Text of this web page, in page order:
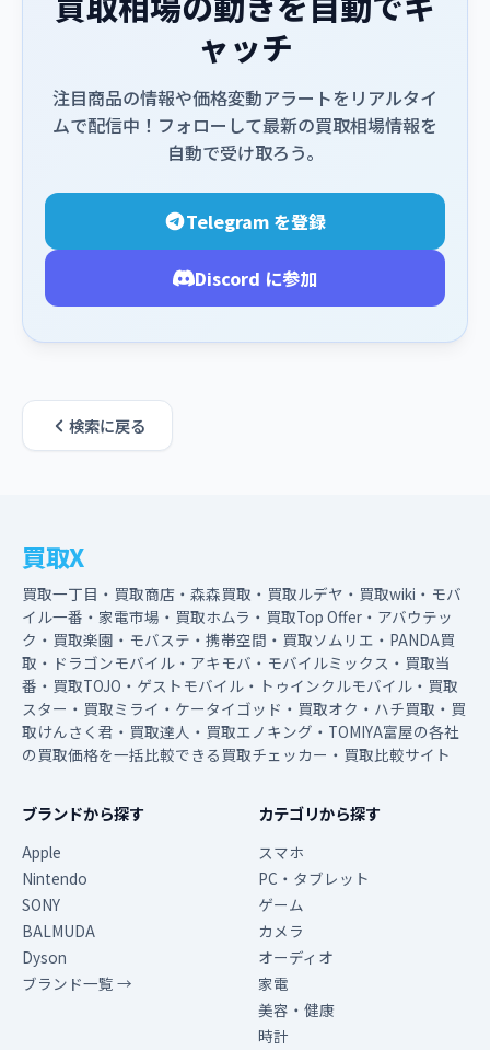
ャッチ
注目商品の情報や価格変動アラートをリアルタイ
ムで配信中！フォローして最新の買取相場情報を
自動で受け取ろう。
Telegram を登録
Discord に参加
検索に戻る
買取X
買取一丁目・買取商店・森森買取・買取ルデヤ・買取wiki・モバ
イル一番・家電市場・買取ホムラ・買取Top Offer・アバウテッ
ク・買取楽園・モバステ・携帯空間・買取ソムリエ・PANDA買
取・ドラゴンモバイル・アキモバ・モバイルミックス・買取当
番・買取TOJO・ゲストモバイル・トゥインクルモバイル・買取
スター・買取ミライ・ケータイゴッド・買取オク・ハチ買取・買
取けんさく君・買取達人・買取エノキング・TOMIYA富屋の各社
の買取価格を一括比較できる買取チェッカー・買取比較サイト
ブランドから探す
Apple
Nintendo
SONY
BALMUDA
Dyson
ブランド一覧 →
カテゴリから探す
スマホ
PC・タブレット
ゲーム
カメラ
オーディオ
家電
美容・健康
時計